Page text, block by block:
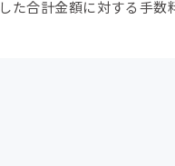
した合計金額に対する手数